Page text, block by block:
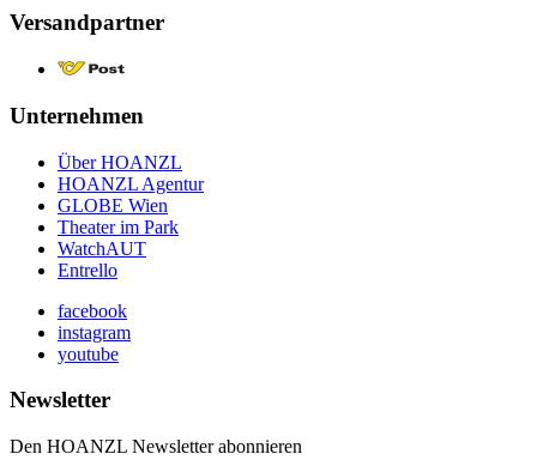
Versandpartner
Unternehmen
Über HOANZL
HOANZL Agentur
GLOBE Wien
Theater im Park
WatchAUT
Entrello
facebook
instagram
youtube
Newsletter
Den HOANZL Newsletter abonnieren